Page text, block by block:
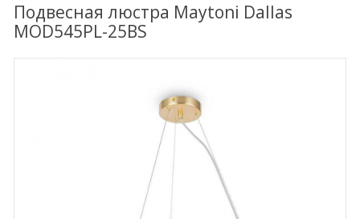
Подвесная люстра Maytoni Dallas
MOD545PL-25BS